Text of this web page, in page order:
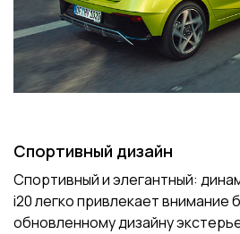
Спортивный дизайн
Спортивный и элегантный:
i20 легко привлекает внимание
обновленному дизайну